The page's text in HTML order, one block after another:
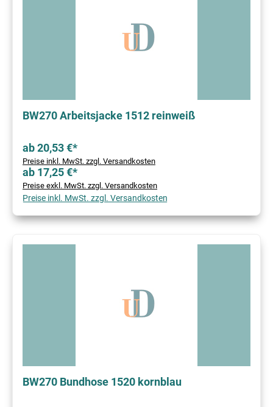
BW270 Arbeitsjacke 1512 reinweiß
ab 20,53 €*
Preise inkl. MwSt. zzgl. Versandkosten
ab 17,25 €*
Preise exkl. MwSt. zzgl. Versandkosten
Preise inkl. MwSt. zzgl. Versandkosten
BW270 Bundhose 1520 kornblau